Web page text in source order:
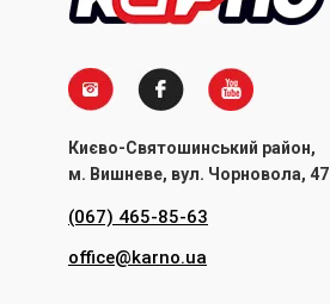
Києво-Святошинський район,
м. Вишневе, вул. Чорновола, 47
(067) 465-85-63
office@karno.ua